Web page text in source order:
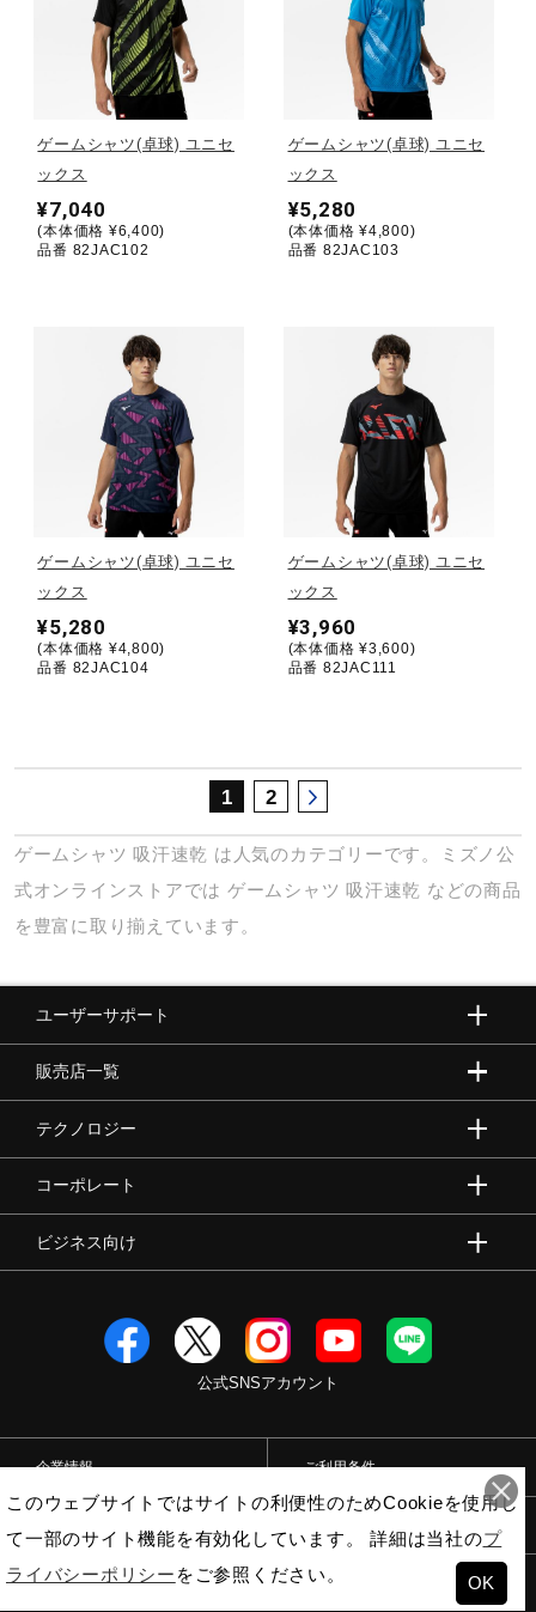
健康／エクササイズ
ジュニア／キッズ
メディカル
セール
その他
サポート
直営店一覧
ゲームシャツ(卓球) ユニセ
ックス
¥7,040
(本体価格 ¥6,400)
品番 82JAC102
ゲームシャツ(卓球) ユニセ
ックス
¥5,280
(本体価格 ¥4,800)
品番 82JAC103
ゲームシャツ(卓球) ユニセ
ックス
¥5,280
(本体価格 ¥4,800)
品番 82JAC104
ゲームシャツ(卓球) ユニセ
ックス
¥3,960
(本体価格 ¥3,600)
品番 82JAC111
1 2
ゲームシャツ 吸汗速乾 は人気のカテゴリーです。ミズノ公
式オンラインストアでは ゲームシャツ 吸汗速乾 などの商品
を豊富に取り揃えています。
ユーザーサポート
販売店一覧
テクノロジー
コーポレート
ビジネス向け
公式SNSアカウント
企業情報 ご利用条件
© Mizuno Corporation OK
このウェブサイトではサイトの利便性のためCookieを使用し
て一部のサイト機能を有効化しています。 詳細は当社のプ
ライバシーポリシー をご参照ください。